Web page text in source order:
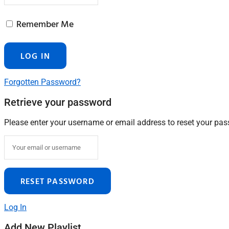
Remember Me
Forgotten Password?
Retrieve your password
Please enter your username or email address to reset your
Log In